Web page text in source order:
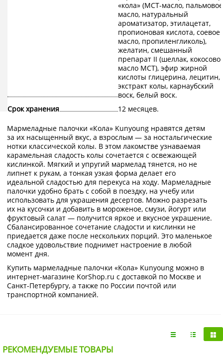
«кола» (МСТ-масло, пальмовое
масло, натуральный
ароматизатор, этилацетат,
пропионовая кислота, соевое
масло, пропиленгликоль),
желатин, смешанный
препарат II (шеллак,
масло МСТ), эфир жирной
кислоты глицерина, лецитин,
экстракт колы, карнаубский
воск, белый воск.
Срок хранения
12 месяцев.
Мармеладные палочки «Кола» Kunyoung нравятся детям
за их насыщенный вкус, а взрослым — за ностальгические
нотки классической колы. В этом лакомстве узнаваемая
карамельная сладость колы сочетается с освежающей
кислинкой. Мягкий и упругий мармелад тянется, но не
липнет к рукам, а тонкая узкая форма делает его
идеальной сладостью для перекуса на ходу. Мармеладные
палочки удобно брать с собой в поездку, на учебу или
использовать для украшения десертов. Можно разрезать
их на кусочки и добавить в мороженое, смузи, йогурт или
фруктовый салат — получится яркое и вкусное украшение.
Сбалансированное сочетание сладости и кислинки не
приедается даже после нескольких порций. Это маленькое
сладкое удовольствие поднимет настроение в любой
момент дня.
Купить мармеладные палочки «Кола» Kunyoung можно в
интернет-магазине KorShop.ru с доставкой по Москве и
Санкт-Петербургу, а также по России почтой или
транспортной компанией.
РЕКОМЕНДУЕМЫЕ ТОВАРЫ